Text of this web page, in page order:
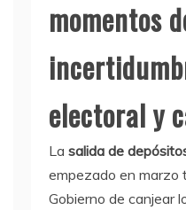
momentos
electoral y
La salida de
empezado en marzo
Gobierno de canjear